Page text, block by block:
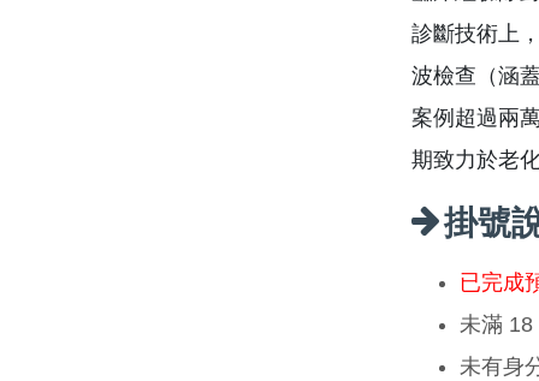
診斷技術上
波檢查（涵
案例超過兩
期致力於老
掛號
已完成
未滿 18
未有身